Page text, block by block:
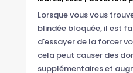
Lorsque vous vous
blindée bloquée, il est
d'essayer de la forcer
cela peut causer des
supplémentaires et